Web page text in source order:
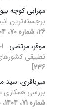
مهرابی کوچه
برجسته‌ترین
26، شماره 70، 1404، صفحه 143-184]
موقر، مرتضی
تطبیقی
236]
میرباقری،
بررسی همکاری
شماره 71، 1404، صفحه 153-182]